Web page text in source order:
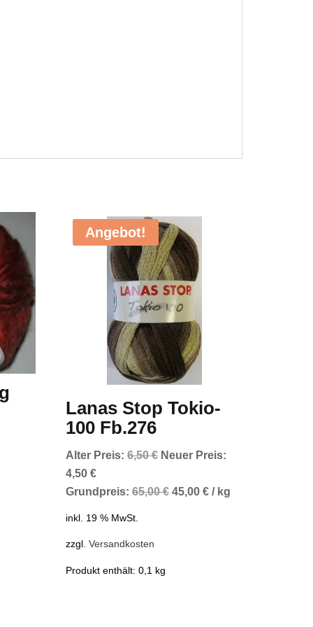
Angebot!
Lanas Stop Tokio-
100 Fb.276
Alter Preis: 6,50€ Ursprünglicher
war:
Neuer Preis:
4,50€Aktueller
Preis
Grundpreis:65,00€ 45,00€ / kg
inkl. 19 % MwSt.
zzgl.Versandkosten
Produkt enthält: 0,1 kg